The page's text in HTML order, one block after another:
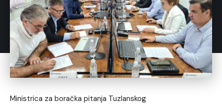
Ministrica za boračka pitanja Tuzlanskog